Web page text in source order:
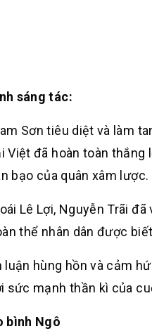
sáng tác:
Sơn tiêu diệt và làm
Việt đã hoàn toàn
bạo của quân xâm lược.
Lê Lợi, Nguyễn Trãi
thể nhân dân được
hùng hồn và cảm
sức mạnh thần kì của
bình Ngô